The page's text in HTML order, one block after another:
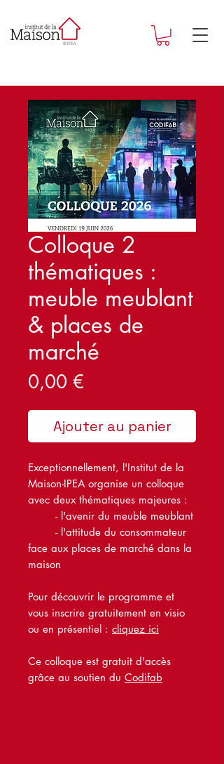
Colloque 2
thématiques :
meuble meublant
& places de
marché
0,00 €
Ajouter au panier
Exceptionnellement, l'Institut de la
Maison-IPEA organise un colloque
avec deux thématiques majeures :
- l'avenir du meuble meublant
- l'attitude du consommateur
face aux places de marché dans la
maison
Pour découvrir le programme et
vous inscrire gratuitement en visio
ou en présentiel : cliquez ici
Ce colloque est gratuit d'accès
grâce au soutien du Codifab